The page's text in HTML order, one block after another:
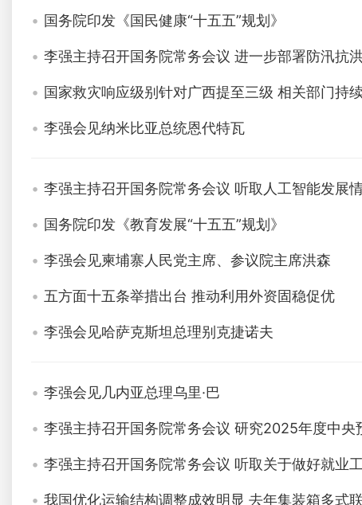
国务院印发《国民健康“十五五”规划》
李强主持召开国务院常务会议 进一步部署防汛抗
国家救灾响应级别针对广西提至三级 相关部门持
李强会见纳米比亚总统恩代特瓦
李强主持召开国务院常务会议 听取人工智能发展
国务院印发《教育发展“十五五”规划》
李强会见柬埔寨人民党主席、参议院主席洪森
五方面十五条举措出台 推动利用外资固稳促优
李强会见哈萨克斯坦总理别克捷诺夫
李强会见几内亚总理乌里·巴
李强主持召开国务院常务会议 研究2025年度中
李强主持召开国务院常务会议 听取关于做好就业
我国优化运输结构调整成效明显 去年集装箱多式